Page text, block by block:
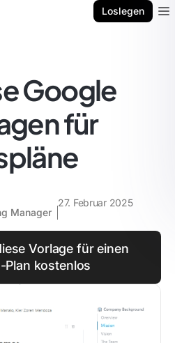
Loslegen
Google
für
Manager
27. Februar 2025
Vorlage für einen
Plan kostenlos